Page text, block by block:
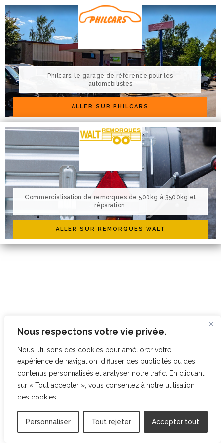
Nous respectons votre vie privée.
Nous utilisons des cookies pour améliorer votre
expérience de navigation, diffuser des publicités ou des
contenus personnalisés et analyser notre trafic. En cliquant
sur « Tout accepter », vous consentez à notre utilisation
des cookies.
Personnaliser Tout rejeter Accepter tout
Philcars, le garage de référence pour les
automobilistes
ALLER SUR PHILCARS
Commercialisation de remorques de 500kg à 3500kg et
réparation.
ALLER SUR REMORQUES WALT